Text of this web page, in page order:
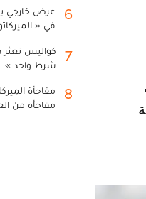
6
عرض خارجي
في «
7
كواليس
شرط واحد »
8
مفاجأة
مفاجأة من